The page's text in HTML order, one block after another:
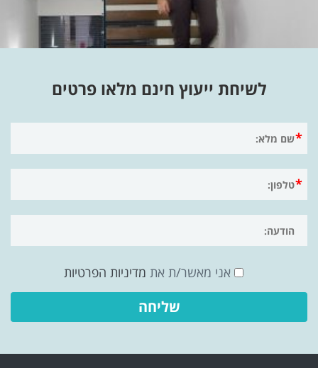
לשיחת ייעוץ חינם מלאו פרטים
אני מאשר/ת את מדיניות הפרטיות